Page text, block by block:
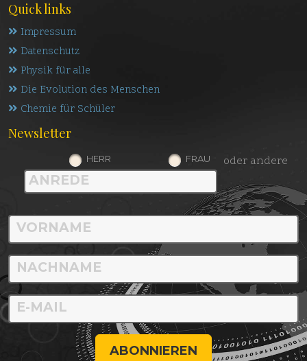
Quick links
Impressum
Datenschutz
Physik für alle
Die Evolution des Menschen
Chemie für Schüler
Newsletter
HERR FRAU oder andere
ABONNIEREN